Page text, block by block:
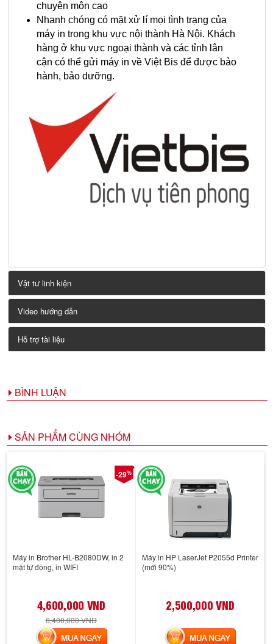
chuyên môn cao
Nhanh chóng có mặt xử lí mọi tình trạng của
máy in trong khu vực nội thành Hà Nội. Khách
hàng ở khu vực ngoại thành và các tỉnh lân
cận có thể gửi máy in về Việt Bis để được bảo
hành, bảo dưỡng.
Vật tư linh kiện
Video hướng dẫn
Hỗ trợ tài liệu
BÌNH LUẬN
SẢN PHẨM CÙNG NHÓM
-29%
Máy in Brother HL-B2080DW, in 2
mặt tự động, in WIFI
4,600,000 VND
6,400,000 VND
MUA NGAY
Máy in HP LaserJet P2055d Printer
(mới 90%)
2,500,000 VND
MUA NGAY